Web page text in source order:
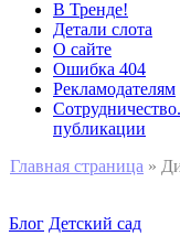
В Тренде!
Детали слота
О сайте
Ошибка 404
Рекламодателям
публикации
Главная страница »
Блог Детский сад